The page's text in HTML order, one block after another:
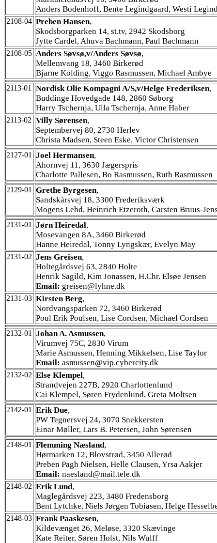
Anders Bodenhoff, Bente Legindgaard, Westi
2108-04 Preben Hansen,
Skodsborgparken 14, st.tv, 2942 Skodsborg
Jytte Cardel, Ahuva Bachmann, Paul Bachmann
2108-05 Anders Søvsø,v/Anders Søvsø,
Mellemvang 18, 3460 Birkerød
Bjarne Kolding, Viggo Rasmussen, Michael Ambye
2113-01 Nordisk Olie Kompagni A/S,v/Helge Frederiksen,
Buddinge Hovedgade 148, 2860 Søborg
Harry Tschernja, Ulla Tschernja, Anne Haber
2113-02 Villy Sørensen,
Septembervej 80, 2730 Herlev
Christa Madsen, Steen Eske, Victor Christensen
2127-01 Joel Hermansen,
Ahornvej 11, 3630 Jægerspris
Charlotte Pallesen, Bo Rasmussen, Ruth Rasmussen
2129-01 Grethe Byrgesen,
Sandskårsvej 18, 3300 Frederiksværk
Mogens Lehd, Heinrich Etzeroth, Carsten Bruus-
2131-01 Jørn Heiredal,
Mosevangen 8A, 3460 Birkerød
Hanne Heiredal, Tonny Lyngskær, Evelyn May
2131-02 Jens Greisen,
Holtegårdsvej 63, 2840 Holte
Henrik Sagild, Kim Jonassen, H.Chr. Elsøe Jensen
Email: greisen@lyhne.dk
2131-03 Kirsten Berg,
Nordvangsparken 72, 3460 Birkerød
Poul Erik Poulsen, Lise Cordsen, Michael Cordsen
2132-01 Johan A. Asmussen,
Virumvej 75C, 2830 Virum
Marie Asmussen, Henning Mikkelsen, Lise Taylor
Email: asmussen@vip.cybercity.dk
2132-02 Else Klempel,
Strandvejen 227B, 2920 Charlottenlund
Cai Klempel, Søren Frydenlund, Greta Moltsen
2142-01 Erik Due,
PW Tegnersvej 24, 3070 Snekkersten
Einar Møller, Lars B. Petersen, John Sørensen
2148-01 Flemming Næsland,
Hørmarken 12, Blovstrød, 3450 Allerød
Preben Pagh Nielsen, Helle Clausen, Yrsa Aakjer
Email: naesland@mail.tele.dk
2148-02 Erik Lund,
Maglegårdsvej 223, 3480 Fredensborg
Bent Lytchke, Niels Jørgen Tobiasen, Helge
2148-03 Frank Paaskesen,
Kildevænget 26, Meløse, 3320 Skævinge
Kate Reiter, Søren Holst, Nils Wulff